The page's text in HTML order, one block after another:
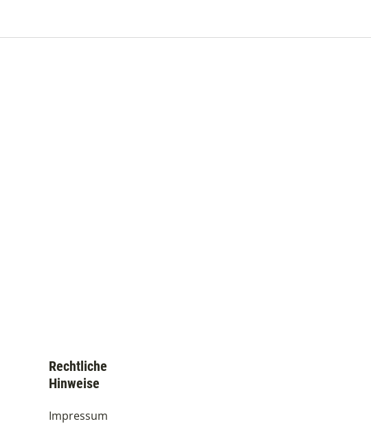
Rechtliche
Hinweise
Impressum